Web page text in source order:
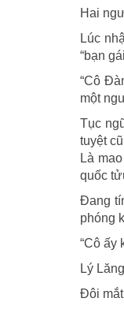
Hai
Lúc
“bạn
“Cô
một
Tục
tuyệt
Là
quốc
Đang
phóng
“Cô ấy
Lý
Đôi